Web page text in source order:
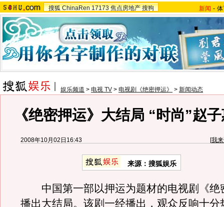
搜狐 ChinaRen 17173 焦点房地产 搜狗 新闻 -
娱乐频道 > 电视 TV > 电视剧《绝密押运》 > 新闻动态
《绝密押运》大结局 “时尚”赵
2008年10月02日16:43 [我
来源：搜狐娱乐
中国第一部以押运为题材的电视剧《绝
播出大结局。该剧一经播出，观众反响十分